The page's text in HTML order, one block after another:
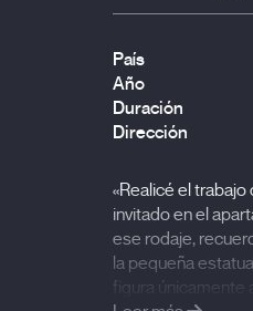
País
Año
Duración
Dirección
«Realicé el
invitado en el
ese rodaje,
la pequeña
figura únicamente